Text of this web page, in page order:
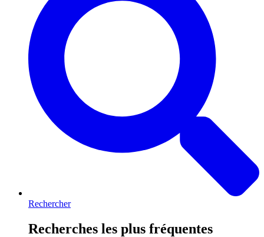
Rechercher
Recherches les plus fréquentes